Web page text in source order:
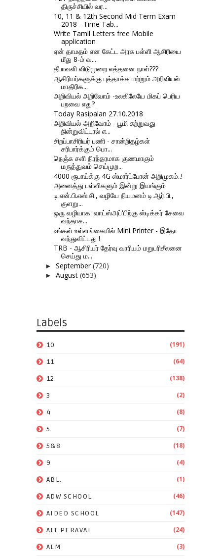
திருச்சியில் வர...
10, 11 & 12th Second Mid Term Exam
2018 - Time Tab...
Write Tamil Letters free Mobile
application
ஏன் தாமதம் என கேட்ட அரசு பள்ளி ஆசிரியை
மீது 8-ம் வ...
தீபாவளி விடுமுறை எத்தனை நாள்???
ஆசிரியர்களுக்கு புத்தாக்க மற்றும் அறிவியல்
மாதிரிக...
அறிவியல் அறிவோம் -உலகிலேயே மிகப் பெரிய
பறவை எது?
Today Rasipalan 27.10.2018
அறிவியல்-அறிவோம் - பூமி சுற்றுவது
நின்றுவிட்டால் எ...
சிறப்பாசிரியர் பணி - சான்றிதழ்கள்
சரிபார்க்கும் பொ...
நெஞ்சு சளி நிரந்தரமாக குணமாகும்
மருத்துவம் செய்முற...
4000 ரூபாய்க்கு 4G ஸ்மார்ட்போன் அறிமுகம்..!
அனைத்து பள்ளிகளும் இன்று இயங்கும்
டி.என்.பி.எஸ்.சி., வழியே நியமனம் டி.ஆர்.பி.,
குளறு...
ஒரு வழியாக 'வாட்ஸ்அப்'பிற்கு ஸ்டிக்கர் சேவை
வந்தாச...
உங்கள் உள்ளங்கையில் Mini Printer - இதோ
வந்துவிட்டது !
TRB - ஆசிரியர் தேர்வு வாரியம் மறுபரிசீலனை
செய்து ம...
► September(720)
► August (653)
Labels
10 (191)
11 (64)
12 (138)
3 (2)
4 (8)
5 (7)
5&8 (18)
9 (4)
ABL. (1)
ADW SCHOOL (46)
AIDED SCHOOL (147)
AIT PERAVAI (24)
ALM
(3)